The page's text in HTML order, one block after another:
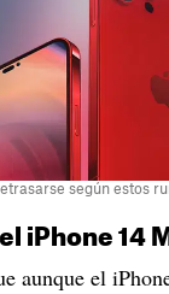
según estos
iPhone 14
aunque el